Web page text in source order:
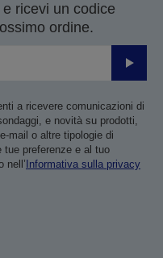
ricevi un codice
ordine.
Invia
a ricevere comunicazioni di
e novità su prodotti,
mail o altre tipologie di
preferenze e al tuo
nell’ Informativa sulla privacy